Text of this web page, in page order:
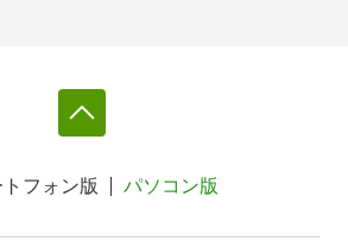
フォン版 パソコン版